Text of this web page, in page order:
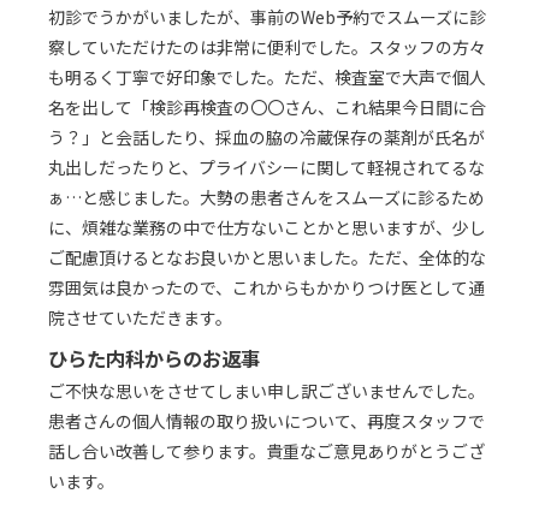
初診でうかがいましたが、事前のWeb予約でスムーズに診
察していただけたのは非常に便利でした。スタッフの方々
も明るく丁寧で好印象でした。ただ、検査室で大声で個人
名を出して「検診再検査の〇〇さん、これ結果今日間に合
う？」と会話したり、採血の脇の冷蔵保存の薬剤が氏名が
丸出しだったりと、プライバシーに関して軽視されてるな
ぁ…と感じました。大勢の患者さんをスムーズに診るため
に、煩雑な業務の中で仕方ないことかと思いますが、少し
ご配慮頂けるとなお良いかと思いました。ただ、全体的な
雰囲気は良かったので、これからもかかりつけ医として通
院させていただきます。
ひらた内科からのお返事
ご不快な思いをさせてしまい申し訳ございませんでした。
患者さんの個人情報の取り扱いについて、再度スタッフで
話し合い改善して参ります。貴重なご意見ありがとうござ
います。